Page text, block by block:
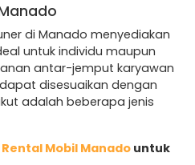
di Manado menyediakan
untuk individu maupun
antar-jemput karyawan
disesuaikan dengan
adalah beberapa jenis
Rental Mobil Manado untuk